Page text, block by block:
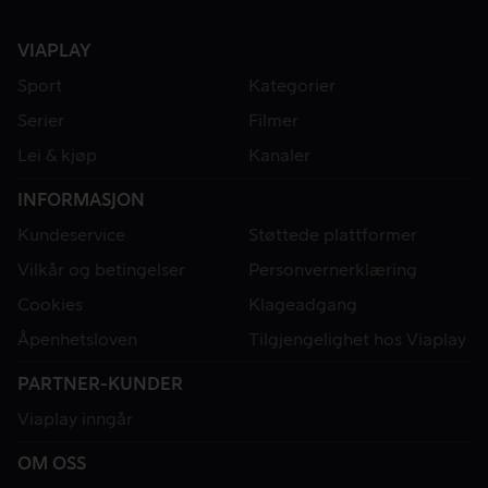
VIAPLAY
Sport
Kategorier
Serier
Filmer
Lei & kjøp
Kanaler
INFORMASJON
Kundeservice
Støttede plattformer
Vilkår og betingelser
Personvernerklæring
Cookies
Klageadgang
Åpenhetsloven
Tilgjengelighet hos Viaplay
PARTNER-KUNDER
Viaplay inngår
OM OSS